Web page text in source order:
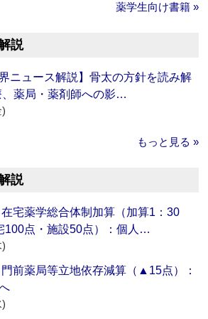
薬学生向け書籍 »
説
ニュース解説】骨太の方針を読み解
、薬局・薬剤師への影…
もっと見る »
説
在宅薬学総合体制加算（加算1：30
100点・施設50点）：個人…
門前薬局等立地依存減算（▲15点）：